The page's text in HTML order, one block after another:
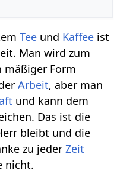
Tee und Kaffee ist
Man wird zum
mäßiger Form
Arbeit, aber man
und kann dem
Das ist die
bleibt und die
zu jederZeit
nicht.